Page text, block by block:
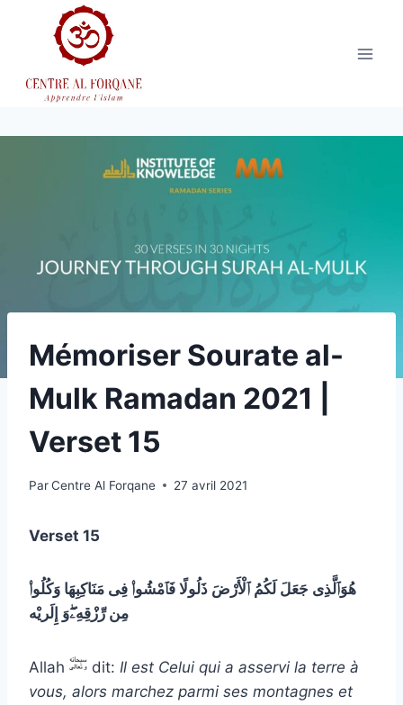
Mémoriser Sourate al-
Mulk Ramadan 2021 |
Verset 15
ParCentre Al Forqane 27 avril 2021
Verset 15
هُوَٱلَّذِى جَعَلَ لَكُمُ ٱلْأَرْضَ ذَلُولًا فَٱمْشُوا۟ فِى مَنَاكِبِهَا وَكُلُوا۟
مِن رِّزْقِهِۦۖوَ إِلَريْه
Allah dit: Il est Celui qui a asservi la terre à
vous, alors marchez parmi ses montagnes et